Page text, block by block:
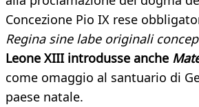
Concezione Pio IX rese
Regina sine labe originali
Leone XIII introdusse anche
come omaggio al santuario di
paese natale.